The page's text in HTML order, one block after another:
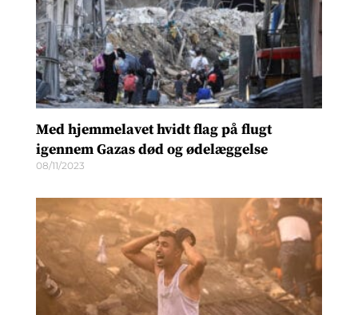
Med hjemmelavet hvidt flag på flugt
igennem Gazas død og ødelæggelse
08/11/2023